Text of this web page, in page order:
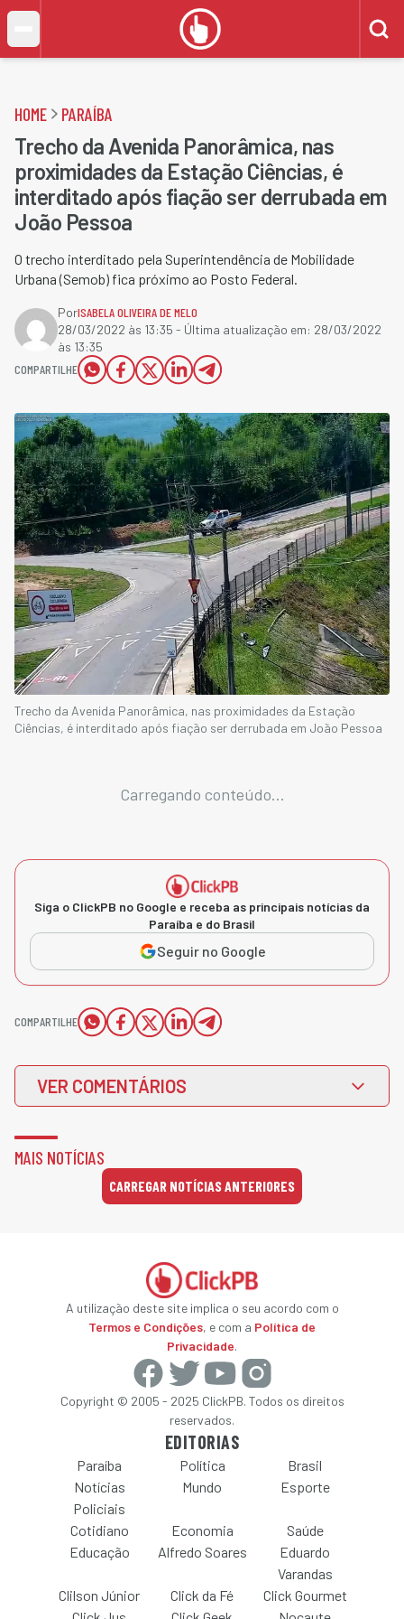
HOME PARAÍBA
Trecho da Avenida Panorâmica, nas
proximidades da Estação Ciências, é
interditado após fiação ser derrubada em
João Pessoa
O trecho interditado pela Superintendência de Mobilidade
Urbana (Semob) fica próximo ao Posto Federal.
PorISABELA OLIVEIRA DE MELO
28/03/2022 às 13:35 - Última atualização em: 28/03/2022
às 13:35
COMPARTILHE
Trecho da Avenida Panorâmica, nas proximidades da Estação
Ciências, é interditado após fiação ser derrubada em João Pessoa
Carregando conteúdo...
Siga o ClickPB no Google e receba as principais notícias da
Paraíba e do Brasil
Seguir no Google
COMPARTILHE
VER COMENTÁRIOS
MAIS NOTÍCIAS
CARREGAR NOTÍCIAS ANTERIORES
A utilização deste site implica o seu acordo com o
Termos e Condições, e com a Política de
Privacidade.
Copyright © 2005 - 2025 ClickPB. Todos os direitos
reservados.
EDITORIAS
Paraíba Política
Brasil
Notícias
Policiais
Mundo Esporte
Cotidiano Economia
Saúde
Educação
Alfredo Soares
Eduardo
Varandas
Clilson Júnior
Click da Fé
Click Gourmet